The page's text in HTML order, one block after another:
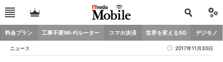
料金プラン 工事不要Wi-Fiルーター スマホ決済 世界を変える5G デジモノ
ニュース 2017年11月30日